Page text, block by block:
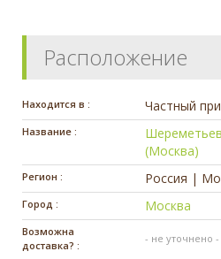
Расположение
Находится в : Частный
Название :
(Москва)
Регион : Россия |
Город : Москва
Возможна
доставка? :
- не уточнено -